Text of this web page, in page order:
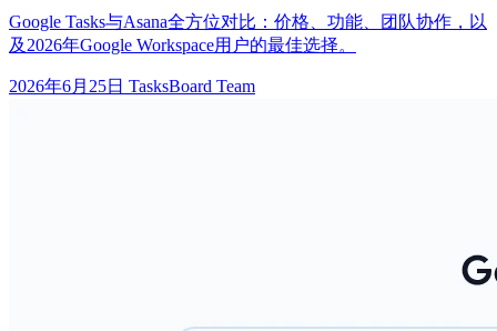
Google Tasks与Asana全方位对比：价格、功能、团队协作，以
及2026年Google Workspace用户的最佳选择。
2026年6月25日 TasksBoard Team